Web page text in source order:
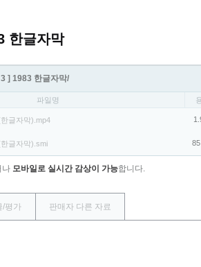
한글자막
3 ] 1983 한글자막/
파일명
글자막).mp4
글자막).smi
나 모바일로 실시간 감상이 가능합니다.
/평가 판매자 다른 자료